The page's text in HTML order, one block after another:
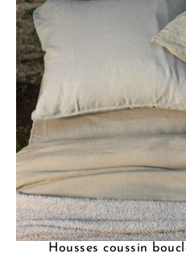
Housses coussin